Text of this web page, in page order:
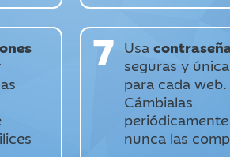
7 Usa
seguras y
para cada web.
Cámbialas
nunca las